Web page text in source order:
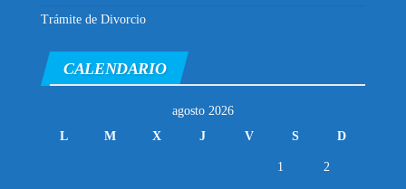
Trámite de Divorcio
CALENDARIO
agosto 2026
L
M X J V S D
1 2